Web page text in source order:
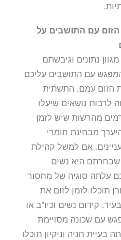
עם התושבים על
נתונים וגיבשתם
עם התושבים עליכם
הזום עמם, התשתית
לרבות נושאים שיעלו
מהרשות שיש לזמן
מבחינת חומרי
אם למשל קהילת
היא נשים
עלתה סוגיה של מחסור
תוכלו לזמן לזום את
קידום נשים וכיו"ב או
עם שכונה מסויימת
חניה וניקיון תוכלו